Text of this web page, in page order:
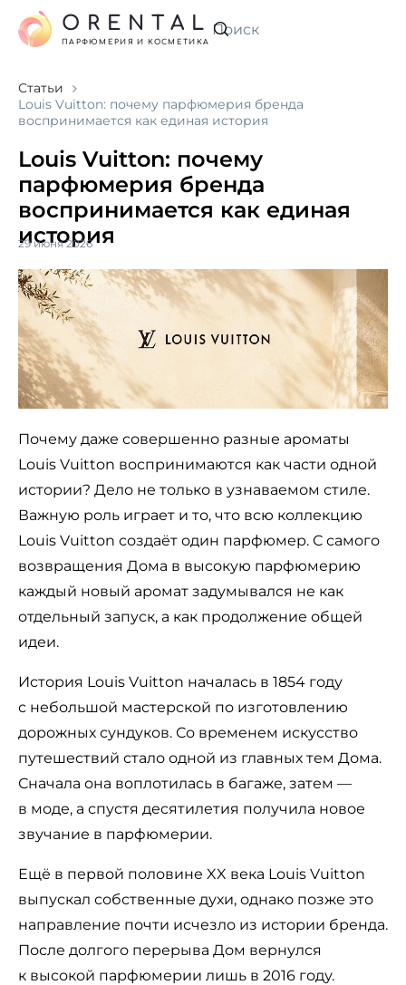
Искать
ORENTAL
ПАРФЮМЕРИЯ И КОСМЕТИКА
Статьи
Louis Vuitton: почему парфюмерия бренда
воспринимается как единая история
Louis Vuitton: почему
парфюмерия бренда
воспринимается как единая
история
29 июня 2026
Почему даже совершенно разные ароматы
Louis Vuitton воспринимаются как части одной
истории? Дело не только в узнаваемом стиле.
Важную роль играет и то, что всю коллекцию
Louis Vuitton создаёт один парфюмер. С самого
возвращения Дома в высокую парфюмерию
каждый новый аромат задумывался не как
отдельный запуск, а как продолжение общей
идеи.
История Louis Vuitton началась в 1854 году
с небольшой мастерской по изготовлению
дорожных сундуков. Со временем искусство
путешествий стало одной из главных тем Дома.
Сначала она воплотилась в багаже, затем —
в моде, а спустя десятилетия получила новое
звучание в парфюмерии.
Ещё в первой половине XX века Louis Vuitton
выпускал собственные духи, однако позже это
направление почти исчезло из истории бренда.
После долгого перерыва Дом вернулся
к высокой парфюмерии лишь в 2016 году.